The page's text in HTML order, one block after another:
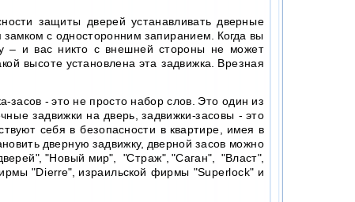
защиты дверей устанавливать дверные
с односторонним запиранием. Когда вы
– и вас никто с внешней стороны не может
высоте установлена эта задвижка. Врезная
- это не просто набор слов. Это один из
задвижки на дверь, задвижки-засовы - это
себя в безопасности в квартире, имея в
дверную задвижку, дверной засов можно
"Новый мир", "Страж", "Саган", "Власт",
"Dierre", израильской фирмы "Superlock" и